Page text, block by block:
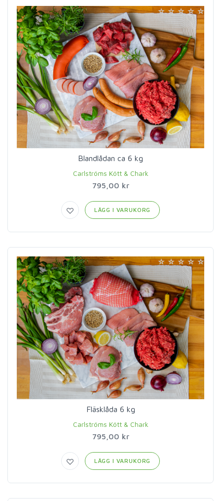
Blandlådan ca 6 kg
Carlströms Kött & Chark
795,00 kr
LÄGG I VARUKORG
Fläsklåda 6 kg
Carlströms Kött & Chark
795,00 kr
LÄGG I VARUKORG